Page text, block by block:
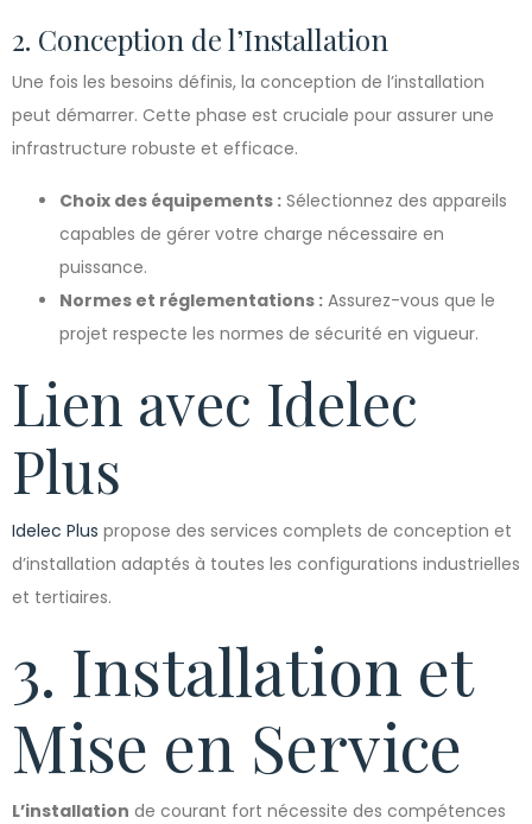
2. Conception de l’Installation
Une fois les besoins définis, la conception de l’installation
peut démarrer. Cette phase est cruciale pour assurer une
infrastructure robuste et efficace.
Choix des équipements : Sélectionnez des appareils
capables de gérer votre charge nécessaire en
puissance.
Normes et réglementations : Assurez-vous que le
projet respecte les normes de sécurité en vigueur.
Lien avec Idelec
Plus
Idelec Plus propose des services complets de conception et
d’installation adaptés à toutes les configurations industrielles
et tertiaires.
3. Installation et
Mise en Service
L’installation de courant fort nécessite des compétences